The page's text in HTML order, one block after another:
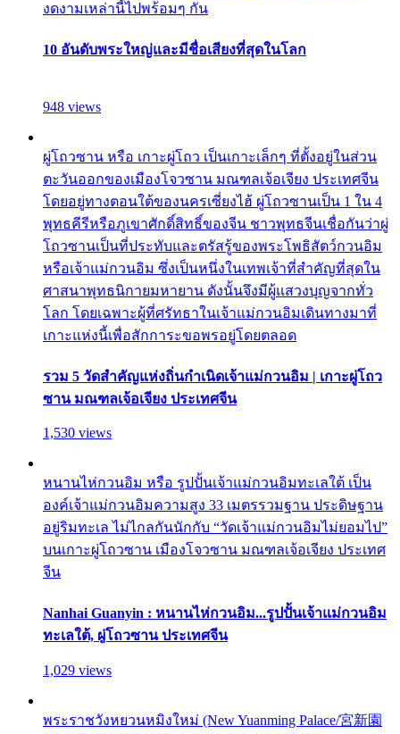
งดงามเหล่านี้ไปพร้อมๆ กัน
10 อันดับพระใหญ่และมีชื่อเสียงที่สุดในโลก
948 views
ผู่โถวซาน หรือ เกาะผู่โถว เป็นเกาะเล็กๆ ที่ตั้งอยู่ในส่วน
ตะวันออกของเมืองโจวซาน มณฑลเจ้อเจียง ประเทศจีน
โดยอยู่ทางตอนใต้ของนครเซี่ยงไฮ้ ผู่โถวซานเป็น 1 ใน 4
พุทธคีรีหรือภูเขาศักดิ์สิทธิ์ของจีน ชาวพุทธจีนเชื่อกันว่าผู่
โถวซานเป็นที่ประทับและตรัสรู้ของพระโพธิสัตว์กวนอิม
หรือเจ้าแม่กวนอิม ซึ่งเป็นหนึ่งในเทพเจ้าที่สำคัญที่สุดใน
ศาสนาพุทธนิกายมหายาน ดังนั้นจึงมีผู้แสวงบุญจากทั่ว
โลก โดยเฉพาะผู้ที่ศรัทธาในเจ้าแม่กวนอิมเดินทางมาที่
เกาะแห่งนี้เพื่อสักการะขอพรอยู่โดยตลอด
รวม 5 วัดสำคัญแห่งถิ่นกำเนิดเจ้าแม่กวนอิม | เกาะผู่โถว
ซาน มณฑลเจ้อเจียง ประเทศจีน
1,530 views
หนานไห่กวนอิม หรือ รูปปั้นเจ้าแม่กวนอิมทะเลใต้ เป็น
องค์เจ้าแม่กวนอิมความสูง 33 เมตรรวมฐาน ประดิษฐาน
อยู่ริมทะเล ไม่ไกลกันนักกับ “วัดเจ้าแม่กวนอิมไม่ยอมไป”
บนเกาะผู่โถวซาน เมืองโจวซาน มณฑลเจ้อเจียง ประเทศ
จีน
Nanhai Guanyin : หนานไห่กวนอิม...รูปปั้นเจ้าแม่กวนอิม
ทะเลใต้, ผู่โถวซาน ประเทศจีน
1,029 views
พระราชวังหยวนหมิงใหม่ (New Yuanming Palace/宮新園